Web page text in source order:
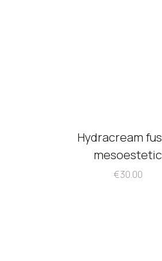
Hydracream
mesoestetic
€30.00